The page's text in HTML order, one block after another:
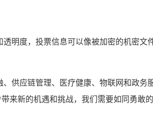
明度，投票信息可以像被加密的机密
供应链管理、医疗健康、物联网和政务
来新的机遇和挑战，我们需要如同勇敢